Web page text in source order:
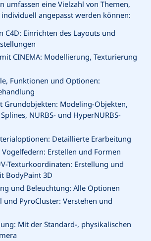
umfassen eine Vielzahl von Themen,
angepasst werden können:
C4D: Einrichten des Layouts und
CINEMA: Modellierung, Texturierung
Funktionen und Optionen:
Grundobjekten: Modeling-Objekten,
NURBS- und HyperNURBS-
Detaillierte Erarbeitung
Vogelfedern: Erstellen und Formen
Texturkoordinaten: Erstellung und
BodyPaint 3D
und Beleuchtung: Alle Optionen
und PyroCluster: Verstehen und
Mit der Standard-, physikalischen